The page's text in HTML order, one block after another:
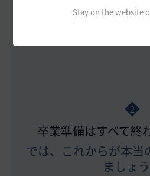
Stay on the website
* プガルの秒時計を使わずに削除
くシーズン卒業は
2
卒業準備はすべて終
では、これからが本当
ましょう